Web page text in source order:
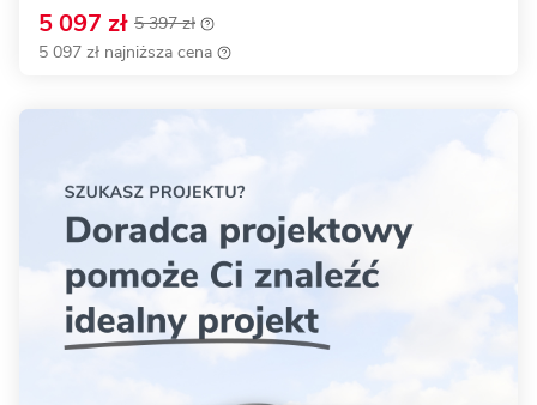
5 097 zł 5 397 zł
5 097 zł najniższa cena